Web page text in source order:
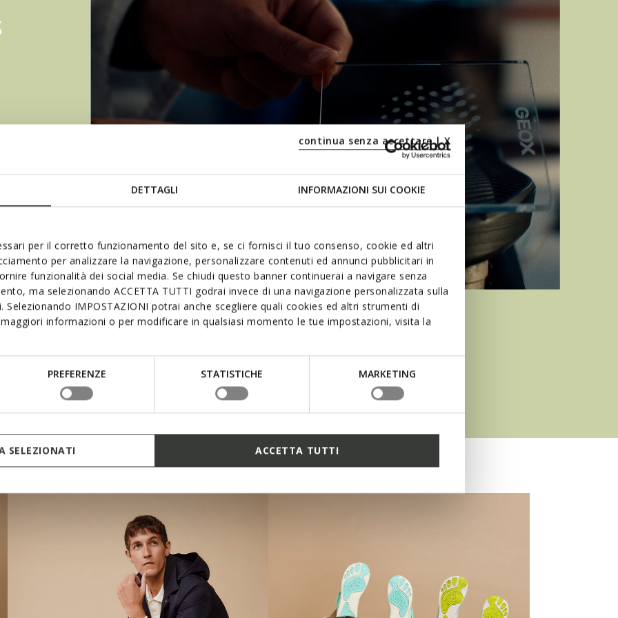
DETTAGLI INFORMAZIONI SUI COOKIE
per il corretto funzionamento del sito e, se ci fornisci il tuo consenso, cookie ed altri
per analizzare la navigazione, personalizzare contenuti ed annunci pubblicitari in
funzionalità dei social media. Se chiudi questo banner continuerai a navigare senza
ma selezionando ACCETTA TUTTI godrai invece di una navigazione personalizzata sulla
Selezionando IMPOSTAZIONI potrai anche scegliere quali cookies ed altri strumenti di
informazioni o per modificare in qualsiasi momento le tue impostazioni, visita la
PREFERENZE STATISTICHE MARKETING
continua senza accettare | X
SELEZIONATI ACCETTA TUTTI